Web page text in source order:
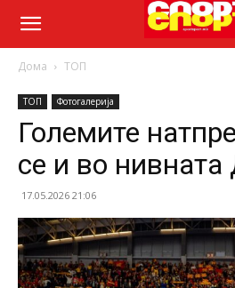
Дома ТОП
ТОП Фотогалерија
Големите
се и во
17.05.2026 21:06